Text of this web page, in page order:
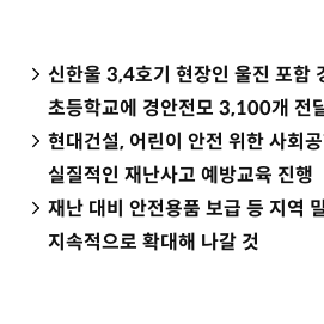
신한울 3,4호기 현장인 울진 포함
초등학교에 경안전모 3,100개 전
현대건설, 어린이 안전 위한 사회
실질적인 재난사고 예방교육 진행
재난 대비 안전용품 보급 등 지역
지속적으로 확대해 나갈 것